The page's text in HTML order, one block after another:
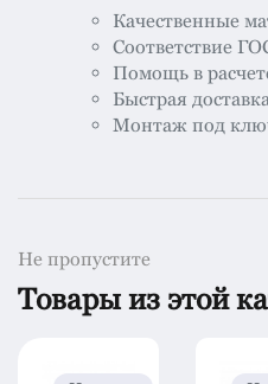
Качественные
Соответствие
Помощь в
Быстрая
Монтаж под
Не пропустите
Товары из этой